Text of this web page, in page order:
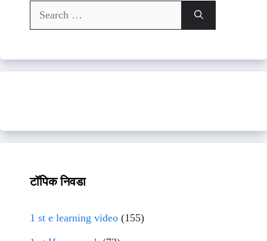
Search
for:
टॉपिक निवडा
1 st e learning video (155)